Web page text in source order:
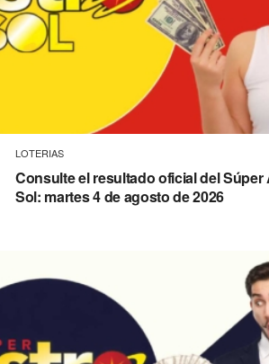
LOTERIAS
Consulte el resultado oficial del Súper
Sol: martes 4 de agosto de 2026